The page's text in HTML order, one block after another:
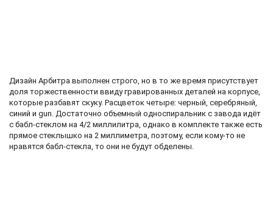
Дизайн Арбитра выполнен строго, но в то же время присутствует
доля торжественности ввиду гравированных деталей на корпусе,
которые разбавят скуку. Расцветок четыре: черный, серебряный,
синий и gun. Достаточно объемный односпиральник с завода идёт
с бабл-стеклом на 4/2 миллилитра, однако в комплекте также есть
прямое стеклышко на 2 миллиметра, поэтому, если кому-то не
нравятся бабл-стекла, то они не будут обделены.